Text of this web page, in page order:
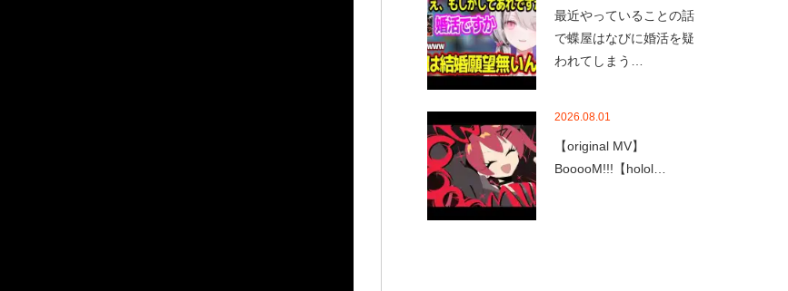
最近やっていることの話
で蝶屋はなびに婚活を疑
われてしまう…
2026.08.01
【original MV】
BooooM!!!【holol…